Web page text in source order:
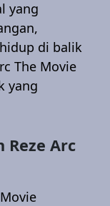
yang
di balik
The Movie
yang
Reze Arc